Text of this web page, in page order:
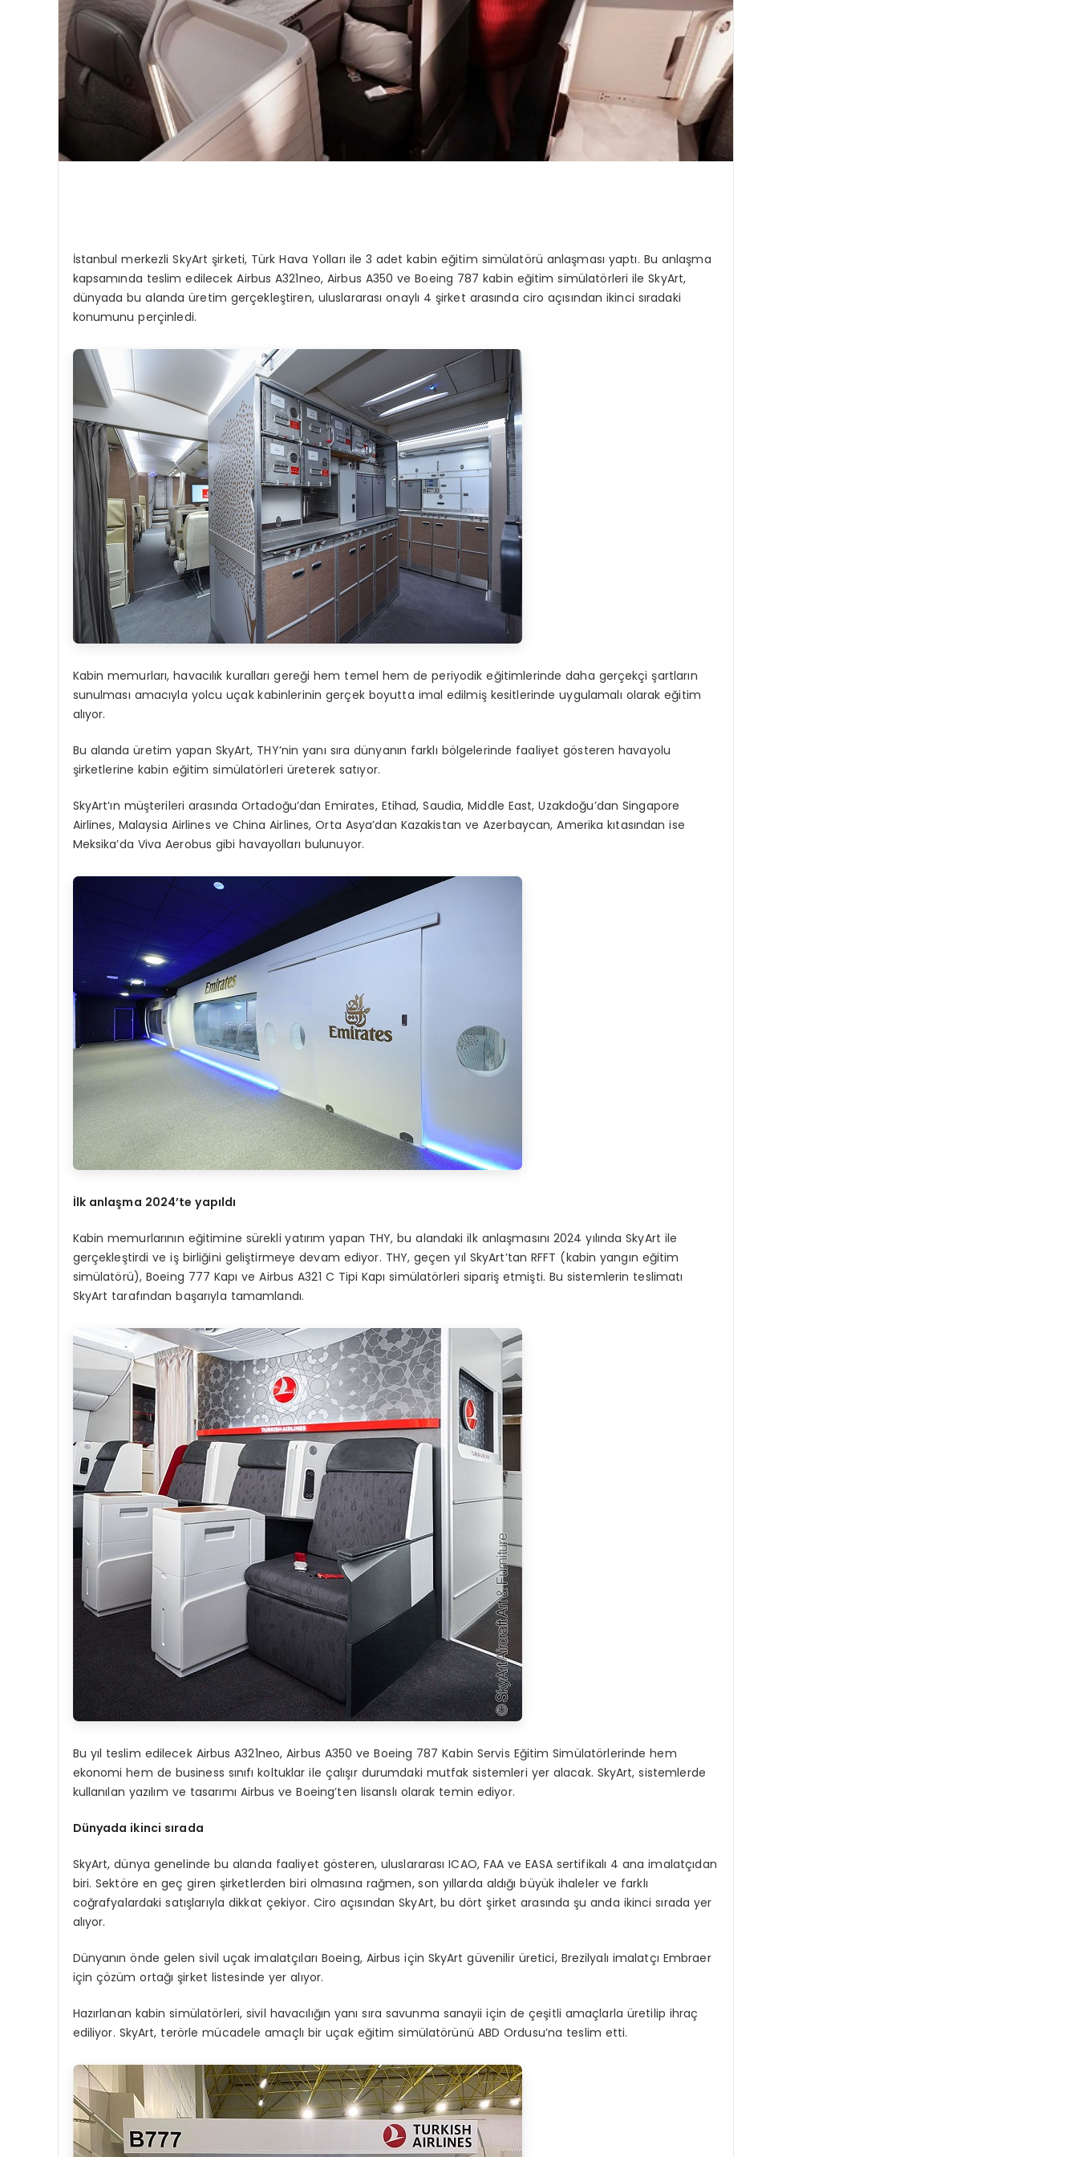
İstanbul merkezli SkyArt şirketi, Türk Hava Yolları ile 3 adet kabin eğitim simülatörü anlaşması yaptı. Bu anlaşma
kapsamında teslim edilecek Airbus A321neo, Airbus A350 ve Boeing 787 kabin eğitim simülatörleri ile SkyArt,
dünyada bu alanda üretim gerçekleştiren, uluslararası onaylı 4 şirket arasında ciro açısından ikinci sıradaki
konumunu perçinledi.
Kabin memurları, havacılık kuralları gereği hem temel hem de periyodik eğitimlerinde daha gerçekçi şartların
sunulması amacıyla yolcu uçak kabinlerinin gerçek boyutta imal edilmiş kesitlerinde uygulamalı olarak eğitim
alıyor.
Bu alanda üretim yapan SkyArt, THY’nin yanı sıra dünyanın farklı bölgelerinde faaliyet gösteren havayolu
şirketlerine kabin eğitim simülatörleri üreterek satıyor.
SkyArt’ın müşterileri arasında Ortadoğu’dan Emirates, Etihad, Saudia, Middle East, Uzakdoğu’dan Singapore
Airlines, Malaysia Airlines ve China Airlines, Orta Asya’dan Kazakistan ve Azerbaycan, Amerika kıtasından ise
Meksika’da Viva Aerobus gibi havayolları bulunuyor.
İlk anlaşma 2024’te yapıldı
Kabin memurlarının eğitimine sürekli yatırım yapan THY, bu alandaki ilk anlaşmasını 2024 yılında SkyArt ile
gerçekleştirdi ve iş birliğini geliştirmeye devam ediyor. THY, geçen yıl SkyArt’tan RFFT (kabin yangın eğitim
simülatörü), Boeing 777 Kapı ve Airbus A321 C Tipi Kapı simülatörleri sipariş etmişti. Bu sistemlerin teslimatı
SkyArt tarafından başarıyla tamamlandı.
Bu yıl teslim edilecek Airbus A321neo, Airbus A350 ve Boeing 787 Kabin Servis Eğitim Simülatörlerinde hem
ekonomi hem de business sınıfı koltuklar ile çalışır durumdaki mutfak sistemleri yer alacak. SkyArt, sistemlerde
kullanılan yazılım ve tasarımı Airbus ve Boeing’ten lisanslı olarak temin ediyor.
Dünyada ikinci sırada
SkyArt, dünya genelinde bu alanda faaliyet gösteren, uluslararası ICAO, FAA ve EASA sertifikalı 4 ana imalatçıdan
biri. Sektöre en geç giren şirketlerden biri olmasına rağmen, son yıllarda aldığı büyük ihaleler ve farklı
coğrafyalardaki satışlarıyla dikkat çekiyor. Ciro açısından SkyArt, bu dört şirket arasında şu anda ikinci sırada yer
alıyor.
Dünyanın önde gelen sivil uçak imalatçıları Boeing, Airbus için SkyArt güvenilir üretici, Brezilyalı imalatçı Embraer
için çözüm ortağı şirket listesinde yer alıyor.
Hazırlanan kabin simülatörleri, sivil havacılığın yanı sıra savunma sanayii için de çeşitli amaçlarla üretilip ihraç
ediliyor. SkyArt, terörle mücadele amaçlı bir uçak eğitim simülatörünü ABD Ordusu’na teslim etti.